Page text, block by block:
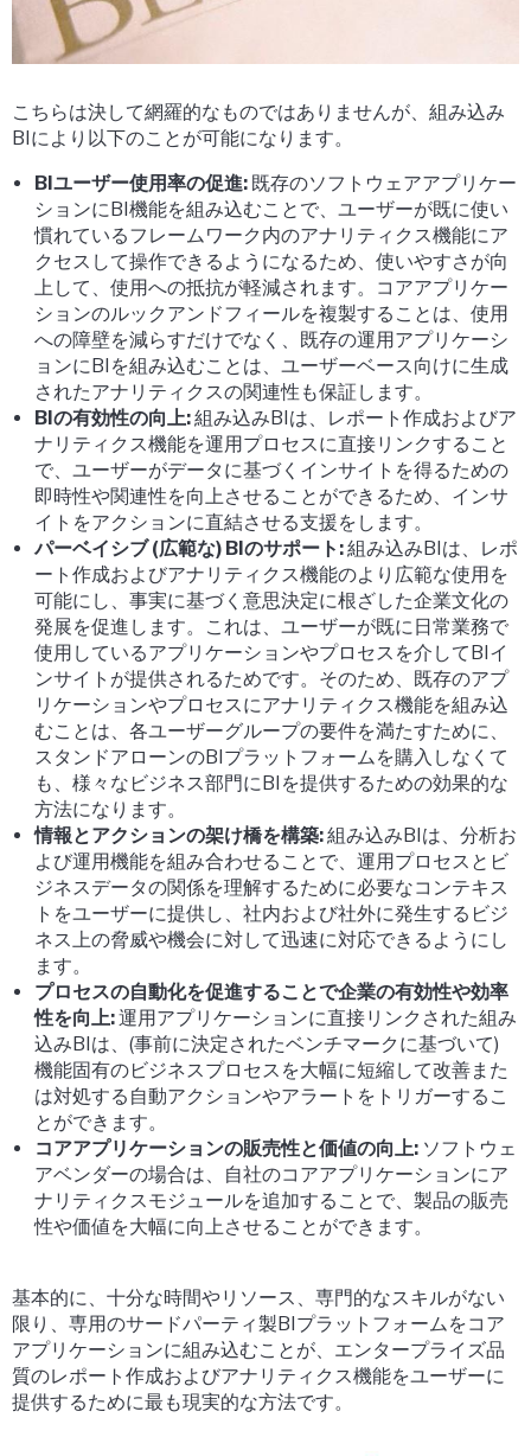
こちらは決して網羅的なものではありませんが、組み込み
BIにより以下のことが可能になります。
BIユーザー使用率の促進: 既存のソフトウェアアプリケー
ションにBI機能を組み込むことで、ユーザーが既に使い
慣れているフレームワーク内のアナリティクス機能にア
クセスして操作できるようになるため、使いやすさが向
上して、使用への抵抗が軽減されます。コアアプリケー
ションのルックアンドフィールを複製することは、使用
への障壁を減らすだけでなく、既存の運用アプリケーシ
ョンにBIを組み込むことは、ユーザーベース向けに生成
されたアナリティクスの関連性も保証します。
BIの有効性の向上:組み込みBIは、レポート作成およびア
ナリティクス機能を運用プロセスに直接リンクすること
で、ユーザーがデータに基づくインサイトを得るための
即時性や関連性を向上させることができるため、インサ
イトをアクションに直結させる支援をします。
パーベイシブ (広範な) BIのサポート:組み込みBIは、レポ
ート作成およびアナリティクス機能のより広範な使用を
可能にし、事実に基づく意思決定に根ざした企業文化の
発展を促進します。これは、ユーザーが既に日常業務で
使用しているアプリケーションやプロセスを介してBIイ
ンサイトが提供されるためです。そのため、既存のアプ
リケーションやプロセスにアナリティクス機能を組み込
むことは、各ユーザーグループの要件を満たすために、
スタンドアローンのBIプラットフォームを購入しなくて
も、様々なビジネス部門にBIを提供するための効果的な
方法になります。
情報とアクションの架け橋を構築:組み込みBIは、分析お
よび運用機能を組み合わせることで、運用プロセスとビ
ジネスデータの関係を理解するために必要なコンテキス
トをユーザーに提供し、社内および社外に発生するビジ
ネス上の脅威や機会に対して迅速に対応できるようにし
ます。
プロセスの自動化を促進することで企業の有効性や効率
性を向上:運用アプリケーションに直接リンクされた組み
込みBIは、(事前に決定されたベンチマークに基づいて)
機能固有のビジネスプロセスを大幅に短縮して改善また
は対処する自動アクションやアラートをトリガーするこ
とができます。
コアアプリケーションの販売性と価値の向上: ソフトウェ
アベンダーの場合は、自社のコアアプリケーションにア
ナリティクスモジュールを追加することで、製品の販売
性や価値を大幅に向上させることができます。
基本的に、十分な時間やリソース、専門的なスキルがない
限り、専用のサードパーティ製BIプラットフォームをコア
アプリケーションに組み込むことが、エンタープライズ品
質のレポート作成およびアナリティクス機能をユーザーに
提供するために最も現実的な方法です。